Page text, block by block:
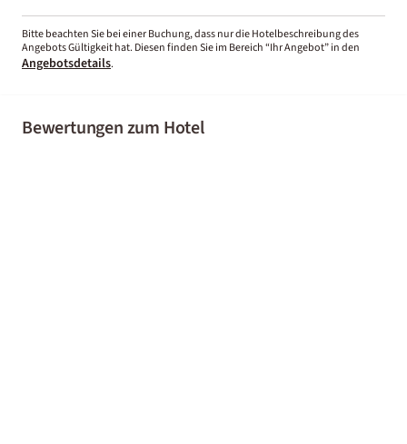
Bitte beachten Sie bei einer Buchung, dass nur die Hotelbeschreibung des
Angebots Gültigkeit hat. Diesen finden Sie im Bereich “Ihr Angebot” in den
Angebotsdetails.
Bewertungen zum Hotel